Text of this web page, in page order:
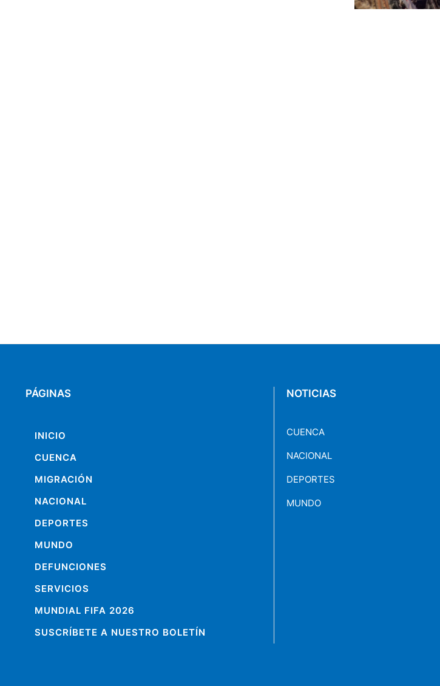
PÁGINAS
INICIO
CUENCA
MIGRACIÓN
NACIONAL
DEPORTES
MUNDO
DEFUNCIONES
SERVICIOS
MUNDIAL FIFA 2026
SUSCRÍBETE A NUESTRO BOLETÍN
NOTICIAS
CUENCA
NACIONAL
DEPORTES
MUNDO